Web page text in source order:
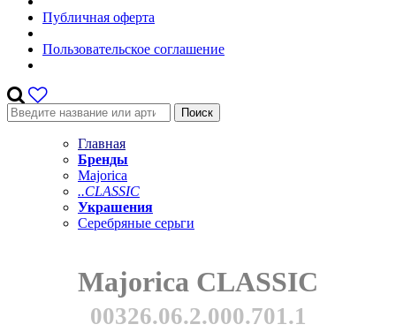
Публичная оферта
Пользовательское соглашение
Поиск
Главная
Бренды
Majorica
..CLASSIC
Украшения
Серебряные серьги
Majorica CLASSIC
00326.06.2.000.701.1